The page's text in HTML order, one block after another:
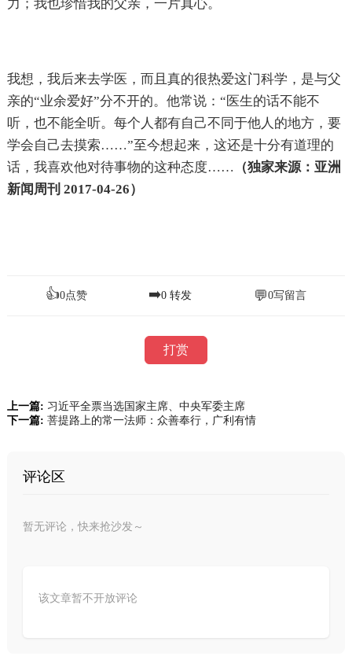
力；我也珍惜我的父亲，一片真心。
我想，我后来去学医，而且真的很热爱这门科学，是与父
亲的“业余爱好”分不开的。他常说：“医生的话不能不
听，也不能全听。每个人都有自己不同于他人的地方，要
学会自己去摸索……”至今想起来，这还是十分有道理的
话，我喜欢他对待事物的这种态度……
（独家来源：亚洲
新闻周刊 2017-04-26）
👍0点赞 ➡️0 转发 💬0写留言
打赏
上一篇: 习近平全票当选国家主席、中央军委主席
下一篇: 菩提路上的常一法师：众善奉行，广利有情
评论区
暂无评论，快来抢沙发～
该文章暂不开放评论